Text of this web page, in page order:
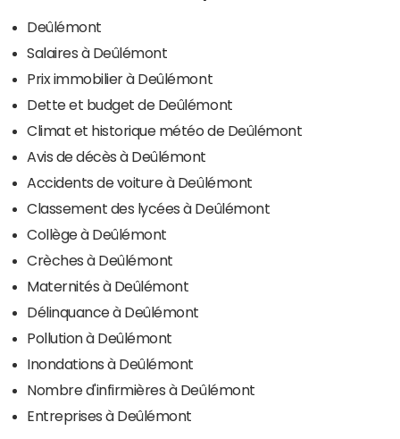
Deûlémont
Salaires à Deûlémont
Prix immobilier à Deûlémont
Dette et budget de Deûlémont
Climat et historique météo de Deûlémont
Avis de décès à Deûlémont
Accidents de voiture à Deûlémont
Classement des lycées à Deûlémont
Collège à Deûlémont
Crèches à Deûlémont
Maternités à Deûlémont
Délinquance à Deûlémont
Pollution à Deûlémont
Inondations à Deûlémont
Nombre d'infirmières à Deûlémont
Entreprises à Deûlémont